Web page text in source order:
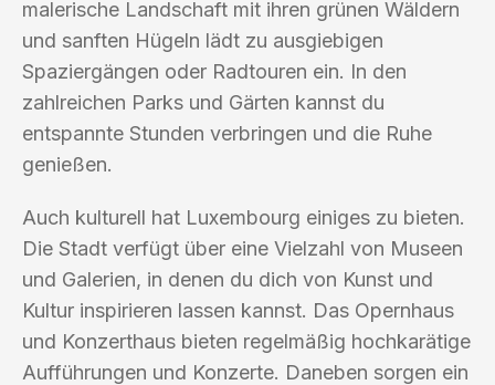
malerische Landschaft mit ihren grünen Wäldern
und sanften Hügeln lädt zu ausgiebigen
Spaziergängen oder Radtouren ein. In den
zahlreichen Parks und Gärten kannst du
entspannte Stunden verbringen und die Ruhe
genießen.
Auch kulturell hat Luxembourg einiges zu bieten.
Die Stadt verfügt über eine Vielzahl von Museen
und Galerien, in denen du dich von Kunst und
Kultur inspirieren lassen kannst. Das Opernhaus
und Konzerthaus bieten regelmäßig hochkarätige
Aufführungen und Konzerte. Daneben sorgen ein